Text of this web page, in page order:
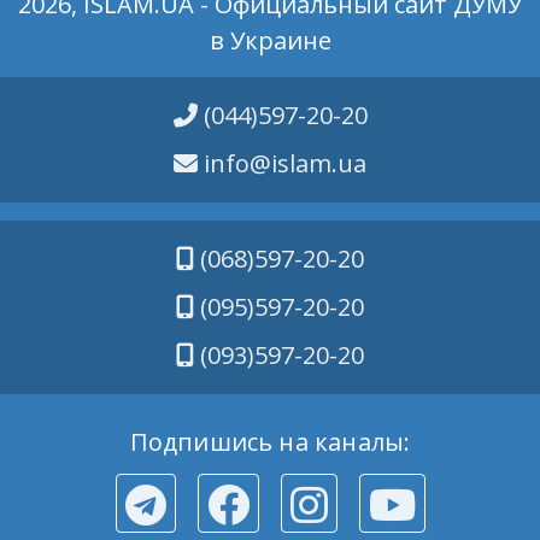
в Украине
(044)597-20-20
info@islam.ua
(068)597-20-20
(095)597-20-20
(093)597-20-20
Подпишись на каналы: